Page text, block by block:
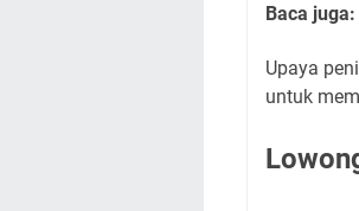
Baca juga:
Upaya
untuk